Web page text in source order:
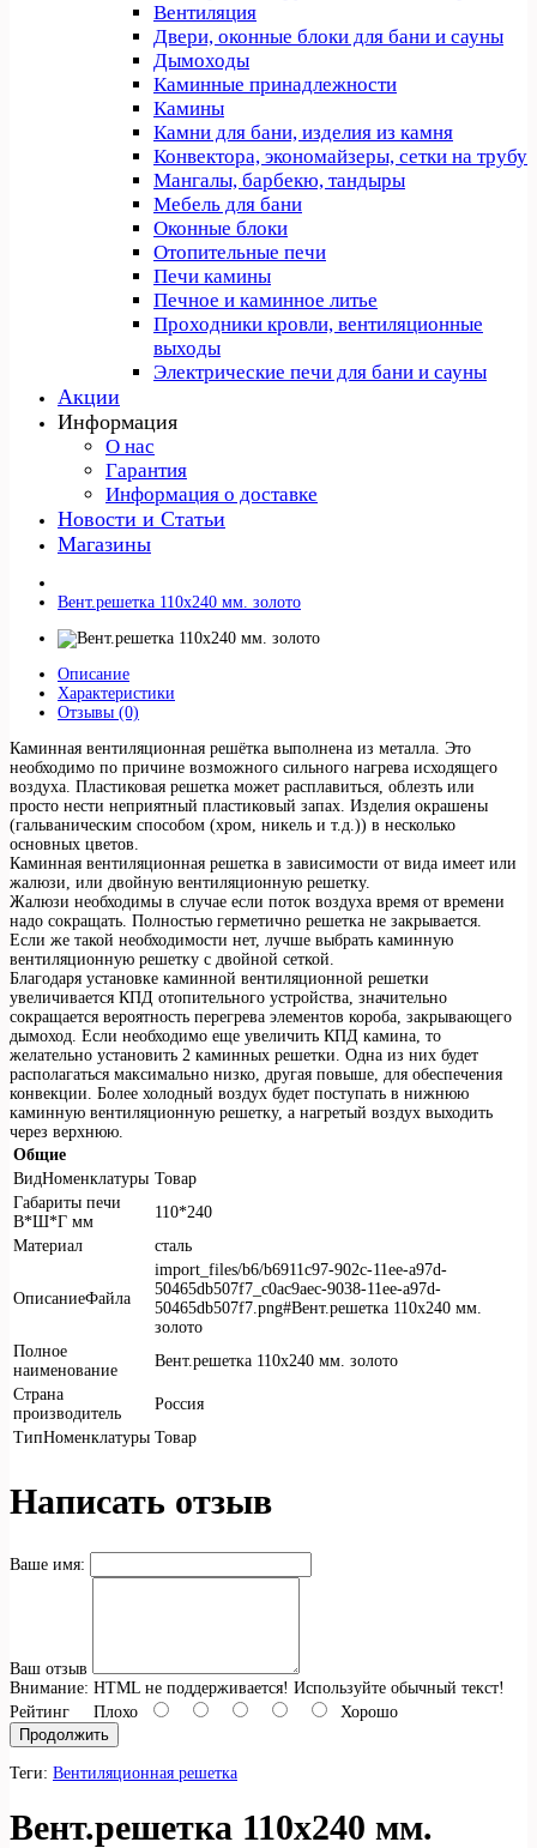
Вентиляция
Двери, оконные блоки для бани и сауны
Дымоходы
Каминные принадлежности
Камины
Камни для бани, изделия из камня
Конвектора, экономайзеры, сетки на трубу
Мангалы, барбекю, тандыры
Мебель для бани
Оконные блоки
Отопительные печи
Печи камины
Печное и каминное литье
Проходники кровли, вeнтиляционные
выходы
Электрические печи для бани и сауны
Акции
Информация
О нас
Гарантия
Информация о доставке
Новости и Статьи
Магазины
Вент.решетка 110х240 мм. золото
Описание
Характеристики
Отзывы (0)
Каминная вентиляционная решётка выполнена из металла. Это
необходимо по причине возможного сильного нагрева исходящего
воздуха. Пластиковая решетка может расплавиться, облезть или
просто нести неприятный пластиковый запах. Изделия окрашены
(гальваническим способом (хром, никель и т.д.)) в несколько
основных цветов.
Каминная вентиляционная решетка в зависимости от вида имеет или
жалюзи, или двойную вентиляционную решетку.
Жалюзи необходимы в случае если поток воздуха время от времени
надо сокращать. Полностью герметично решетка не закрывается.
Если же такой необходимости нет, лучше выбрать каминную
вентиляционную решетку с двойной сеткой.
Благодаря установке каминной вентиляционной решетки
увеличивается КПД отопительного устройства, значительно
сокращается вероятность перегрева элементов короба, закрывающего
дымоход. Если необходимо еще увеличить КПД камина, то
желательно установить 2 каминных решетки. Одна из них будет
располагаться максимально низко, другая повыше, для обеспечения
конвекции. Более холодный воздух будет поступать в нижнюю
каминную вентиляционную решетку, а нагретый воздух выходить
через верхнюю.
Общие
ВидНоменклатуры Товар
Габариты печи
В*Ш*Г мм
110*240
Материал
сталь
ОписаниеФайла
import_files/b6/b6911c97-902c-11ee-a97d-
50465db507f7_c0ac9aec-9038-11ee-a97d-
50465db507f7.png#Вент.решетка 110х240 мм.
золото
Полное
наименование
Вент.решетка 110х240 мм. золото
Страна
производитель
Россия
ТипНоменклатуры Товар
Написать отзыв
Ваше имя:
Ваш отзыв
Внимание: HTML не поддерживается! Используйте обычный текст!
Рейтинг Плохо
Хорошо
Продолжить
Теги: Вентиляционная решетка
Вент.решетка 110х240 мм.